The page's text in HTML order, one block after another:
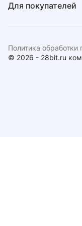
Для покупателей
© 2026 - 28bit.ru
Политика